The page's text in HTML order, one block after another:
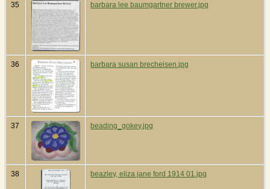
35 barbara lee baumgartner brewer.jpg
36 barbara susan brecheisen.jpg
37 beading_gokey.jpg
38 beazley, eliza jane ford 1914 01.jpg